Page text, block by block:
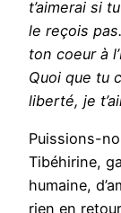
t’aimerai si
le reçois
ton coeur à
Quoi que tu
liberté, je
Puissions-
Tibéhirine,
humaine,
rien en